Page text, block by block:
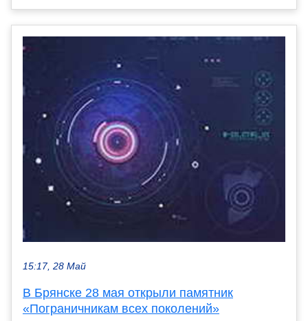
15:17, 28 Май
В Брянске 28 мая открыли памятник
«Пограничникам всех поколений»